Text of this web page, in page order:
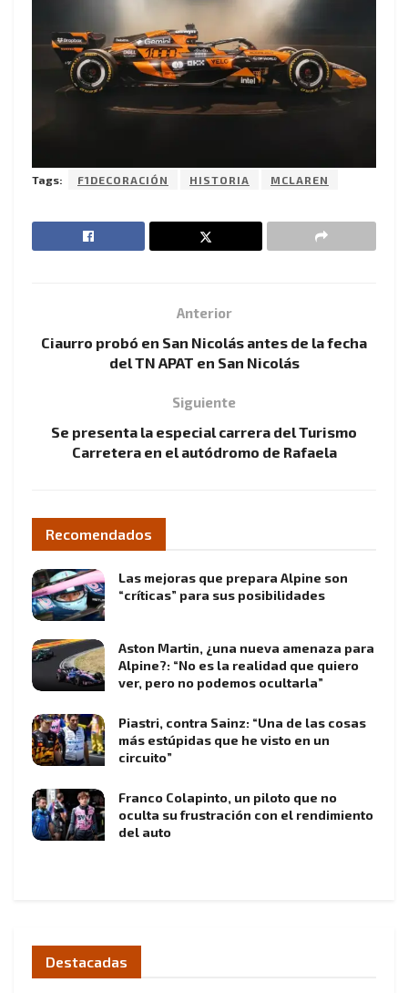
Tags: F1DECORACIÓN HISTORIA MCLAREN
Anterior
Ciaurro probó en San Nicolás antes de la fecha
del TN APAT en San Nicolás
Siguiente
Se presenta la especial carrera del Turismo
Carretera en el autódromo de Rafaela
Recomendados
Las mejoras que prepara Alpine son
“críticas” para sus posibilidades
Aston Martin, ¿una nueva amenaza para
Alpine?: “No es la realidad que quiero
ver, pero no podemos ocultarla”
Piastri, contra Sainz: “Una de las cosas
más estúpidas que he visto en un
circuito”
Franco Colapinto, un piloto que no
oculta su frustración con el rendimiento
del auto
Destacadas